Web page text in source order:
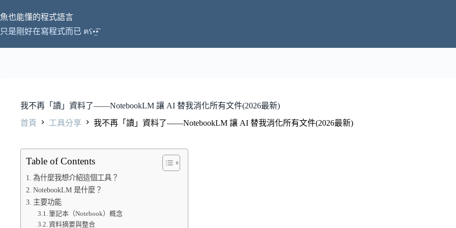
至
主
魚也能懂的程式語言
只是剛好在寫程式而已 ฅʕ•̫͡•
我不再「讀」資料了——NotebookLM 讓 AI 替我消化所有文件(2026最新)
首頁
工具分享 我不再「讀」資料了——NotebookLM 讓 AI 替我消化所有文件(2026最新)
Table of Contents
為什麼我想介紹這個工具？
NotebookLM 是什麼？
主要功能
筆記本（Notebook）概念
資料摘要與整合